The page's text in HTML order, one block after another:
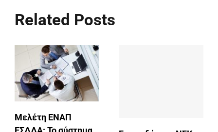
Related Posts
Μελέτη ΕΝΑΠ